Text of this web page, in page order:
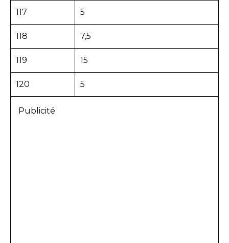
117 5
118 7,5
119 15
120 5
Publicité